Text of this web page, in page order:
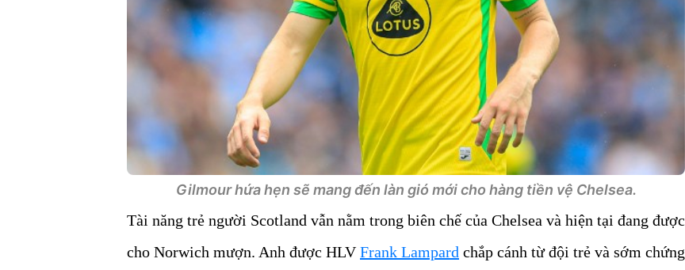
Gilmour hứa hẹn sẽ mang đến làn gió mới cho hàng tiền vệ Chelsea.
Tài năng trẻ người Scotland vẫn nằm trong biên chế của Chelsea và hiện tại đang được
cho Norwich mượn. Anh được HLVFrank Lampard chắp cánh từ đội trẻ và sớm chứng